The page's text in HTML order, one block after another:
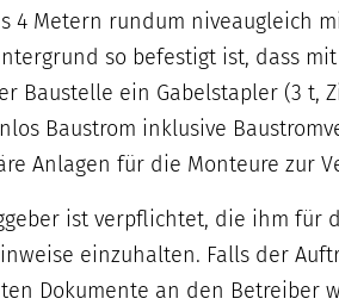
4 Metern rundum niveaugleich
so befestigt ist, dass
Baustelle ein Gabelstapler (3 t,
Baustrom inklusive
Anlagen für die Monteure zur
ist verpflichtet, die ihm für
einzuhalten. Falls der
Dokumente an den Betreiber